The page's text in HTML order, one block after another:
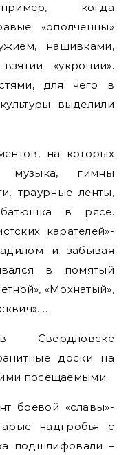
когда
«ополченцы»
нашивками,
«укропии».
для чего в
выделили
на которых
музыка, гимны
траурные ленты,
в рясе.
карателей»-
и забывая
в помятый
«Мохнатый»,
Свердловске
доски на
ими посещаемыми.
боевой «славы»-
надгробья с
подшлифовали –